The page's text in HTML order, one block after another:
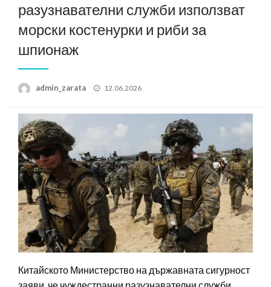
разузнавателни служби използват
морски костенурки и риби за
шпионаж
admin_zarata
Posted
12.06.2026
Китайското Министерство на държавната сигурност